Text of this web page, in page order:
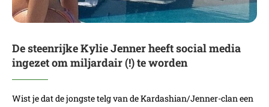
De steenrijke Kylie Jenner heeft social media
ingezet om miljardair (!) te worden
Wist je dat de jongste telg van de Kardashian/Jenner-clan een